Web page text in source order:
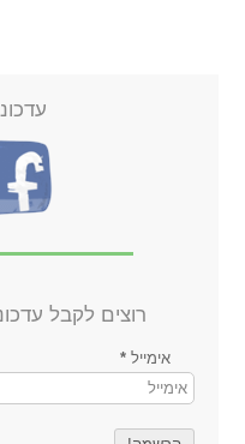
רוצים לקבל
אימייל*